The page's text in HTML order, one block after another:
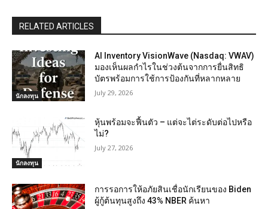
RELATED ARTICLES
นักลงทุน
AI Inventory VisionWave (Nasdaq: VWAV)
มองเห็นผลกำไรในช่วงต้นจากการยื่นสิทธิ
บัตรพร้อมการใช้การป้องกันที่หลากหลาย
July 29, 2026
นักลงทุน
หุ้นพร้อมจะฟื้นตัว – แต่จะไต่ระดับต่อไปหรือ
ไม่?
July 27, 2026
การรอการให้อภัยสินเชื่อนักเรียนของ Biden
ผู้กู้ต้นทุนสูงถึง 43% NBER ค้นหา